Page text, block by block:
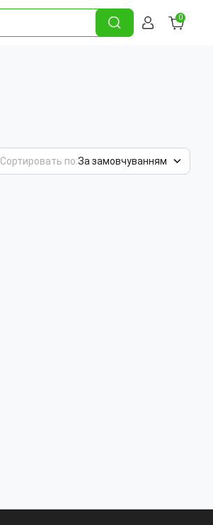
0
Сортировать по:За замовчуванням